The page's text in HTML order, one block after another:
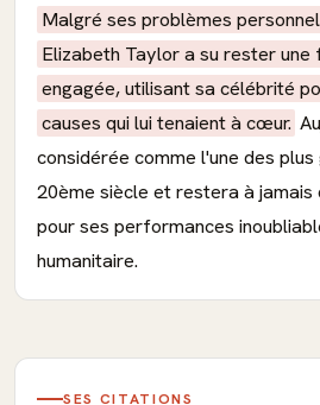
Malgré ses problèmes
Elizabeth Taylor a su rester
engagée, utilisant sa célébrité
causes qui lui tenaient à cœur.
considérée comme l'une des
20ème siècle et restera à jamais
pour ses performances
humanitaire.
SES CITATIONS